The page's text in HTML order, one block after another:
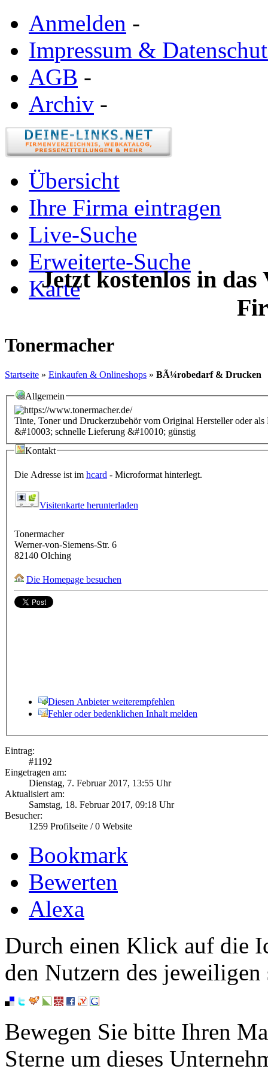
Anmelden -
Impressum &
AGB -
Archiv -
Übersicht
Ihre Firma eintragen
Live-Suche
Erweiterte-Suche
Karte
Jetzt kostenlos in
Tonermacher
Startseite » Einkaufen & Onlineshops » BÃ¼robedarf & Drucken
Allgemein
Tinte, Toner und Druckerzubehör vom Original Hersteller oder
&#10003; schnelle Lieferung &#10010; günstig
Kontakt
Die Adresse ist im hcard - Microformat hinterlegt.
Visitenkarte herunterladen
Tonermacher
Werner-von-Siemens-Str. 6
82140 Olching
Die Homepage besuchen
Diesen Anbieter weiterempfehlen
Fehler oder bedenklichen Inhalt melden
Eintrag:
#1192
Eingetragen am:
Dienstag, 7. Februar 2017, 13:55 Uhr
Aktualisiert am:
Samstag, 18. Februar 2017, 09:18 Uhr
Besucher:
1259 Profilseite /0 Website
Bookmark
Bewerten
Alexa
Durch einen Klick auf die
den Nutzern des
Bewegen Sie bitte Ihren
Sterne um dieses